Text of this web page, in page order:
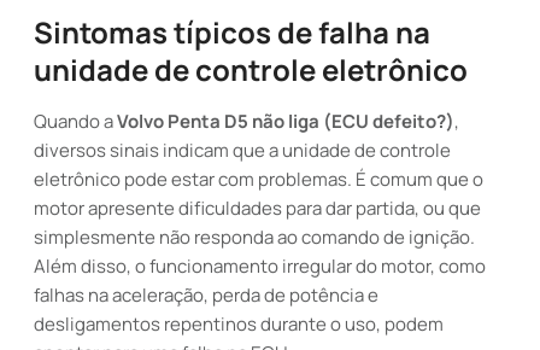
Sintomas típicos de falha na
unidade de controle eletrônico
Quando aVolvo Penta D5 não liga (ECU defeito?),
diversos sinais indicam que a unidade de controle
eletrônico pode estar com problemas. É comum que o
motor apresente dificuldades para dar partida, ou que
simplesmente não responda ao comando de ignição.
Além disso, o funcionamento irregular do motor, como
falhas na aceleração, perda de potência e
desligamentos repentinos durante o uso, podem